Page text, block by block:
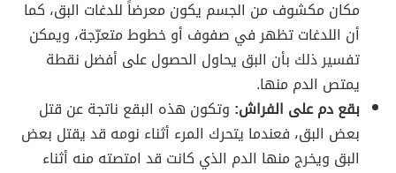
مكان مكشوف من الجسم يكون معرضاً للدغات البق، كما
أن اللدغات تظهر في صفوف أو خطوط متعرّجة، ويمكن
تفسير ذلك بأن البق يحاول الحصول على أفضل نقطة
يمتص الدم منها.
بقع دم على الفراش: وتكون هذه البقع ناتجة عن قتل
بعض البق، فعندما يتحرك المرء أثناء نومه قد يقتل بعض
البق ويخرج منها الدم الذي كانت قد امتصته منه أثناء